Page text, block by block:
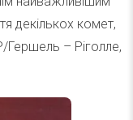
декількох комет,
– Ріголле,